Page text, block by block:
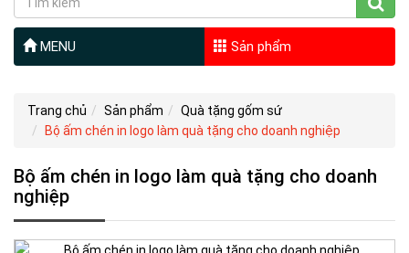
MENU Sản phẩm
Trang chủ Sản phẩm
Quà tặng gốm sứ
Bộ ấm chén in logo làm quà tặng cho doanh nghiệp
Bộ ấm chén in logo làm quà tặng cho doanh
nghiệp